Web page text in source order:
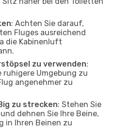
: Achten Sie darauf,
Fluges ausreichend
die Kabinenluft
zu verwenden:
ruhigere Umgebung zu
angenehmer zu
zu strecken: Stehen Sie
dehnen Sie Ihre Beine,
in Ihren Beinen zu